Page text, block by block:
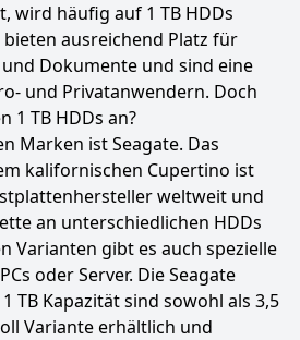
wird häufig auf 1 TB HDDs
ausreichend Platz für
Dokumente und sind eine
und Privatanwendern. Doch
1 TB HDDs an?
Marken ist Seagate. Das
kalifornischen Cupertino ist
weltweit und
an unterschiedlichen HDDs
Varianten gibt es auch spezielle
oder Server. Die Seagate
TB Kapazität sind sowohl als 3,5
Variante erhältlich und